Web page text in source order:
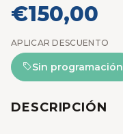
€150,00
APLICAR DESCUENTO
Sin programación
DESCRIPCIÓN